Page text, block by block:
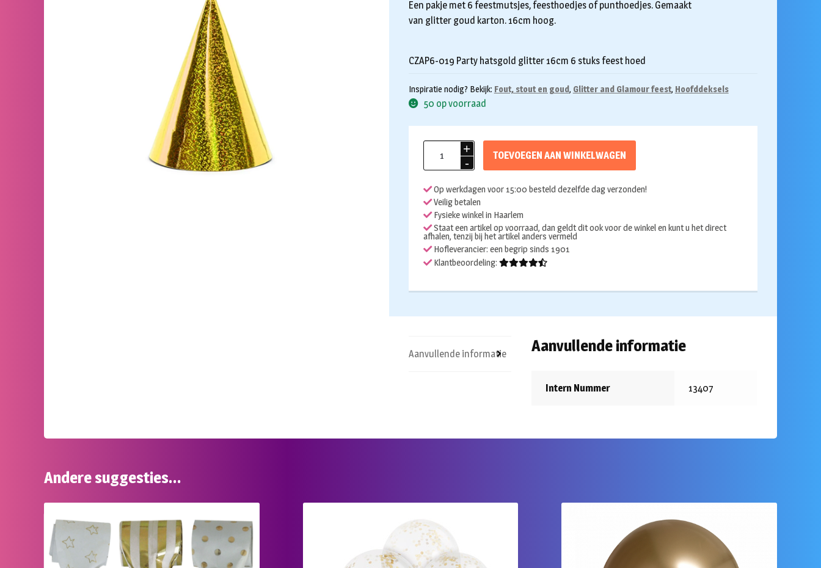
Een pakje met 6 feestmutsjes, feesthoedjes of punthoedjes. Gemaakt
van glitter goud karton. 16cm hoog.
CZAP6-019 Party hatsgold glitter 16cm 6 stuks feest hoed
Inspiratie nodig? Bekijk: Fout, stout en goud, Glitter and Glamour feest, Hoofddeksels
50 op voorraad
Feesthoedjes
glitter
6st
aantal
TOEVOEGEN AAN WINKELWAGEN
Op werkdagen voor 15:00 besteld dezelfde dag verzonden!
Veilig betalen
Fysieke winkel in Haarlem
Staat een artikel op voorraad, dan geldt dit ook voor de winkel en kunt u het direct
afhalen, tenzij bij het artikel anders vermeld
Hofleverancier: een begrip sinds 1901
Klantbeoordeling:
Aanvullende informatie Aanvullende informatie
Intern Nummer 13407
Andere suggesties…